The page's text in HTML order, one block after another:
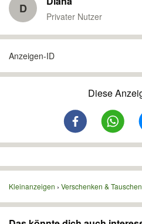
D
Privater Nutzer
Anzeigen-ID
Diese
Kleinanzeigen Verschenken & Tauschen